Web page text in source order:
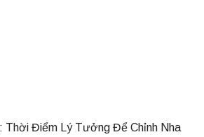
Thời Điểm Lý Tưởng Để Chỉnh Nha